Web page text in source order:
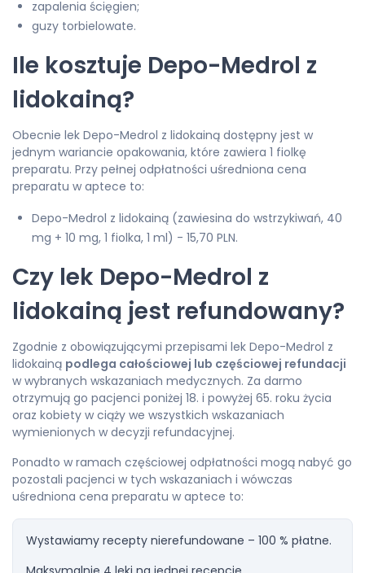
zapalenia ścięgien;
guzy torbielowate.
Ile kosztuje Depo-Medrol z
lidokainą?
Obecnie lek Depo-Medrol z lidokainą dostępny jest w
jednym wariancie opakowania, które zawiera 1 fiolkę
preparatu. Przy pełnej odpłatności uśredniona cena
preparatu w aptece to:
Depo-Medrol z lidokainą (zawiesina do wstrzykiwań, 40
mg + 10 mg, 1 fiolka, 1 ml) - 15,70 PLN.
Czy lek Depo-Medrol z
lidokainą jest refundowany?
Zgodnie z obowiązującymi przepisami lek Depo-Medrol z
lidokainą podlega całościowej lub częściowej refundacji
w wybranych wskazaniach medycznych. Za darmo
otrzymują go pacjenci poniżej 18. i powyżej 65. roku życia
oraz kobiety w ciąży we wszystkich wskazaniach
wymienionych w decyzji refundacyjnej.
Ponadto w ramach częściowej odpłatności mogą nabyć go
pozostali pacjenci w tych wskazaniach i wówczas
uśredniona cena preparatu w aptece to:
Wystawiamy recepty nierefundowane – 100 % płatne.